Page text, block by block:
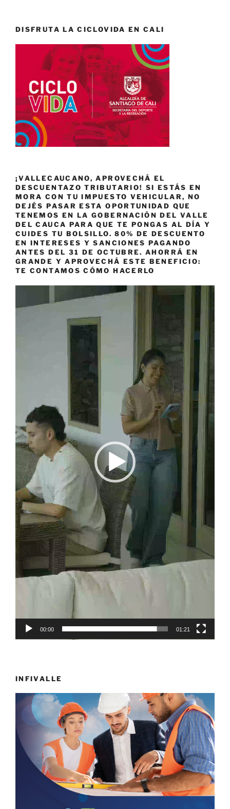
DISFRUTA LA CICLOVIDA EN CALI
¡VALLECAUCANO, APROVECHÁ EL
DESCUENTAZO TRIBUTARIO! SI ESTÁS EN
MORA CON TU IMPUESTO VEHICULAR, NO
DEJÉS PASAR ESTA OPORTUNIDAD QUE
TENEMOS EN LA GOBERNACIÓN DEL VALLE
DEL CAUCA PARA QUE TE PONGAS AL DÍA Y
CUIDES TU BOLSILLO. 80% DE DESCUENTO
EN INTERESES Y SANCIONES PAGANDO
ANTES DEL 31 DE OCTUBRE. AHORRÁ EN
GRANDE Y APROVECHÁ ESTE BENEFICIO:
TE CONTAMOS CÓMO HACERLO
00:00 01:21
INFIVALLE